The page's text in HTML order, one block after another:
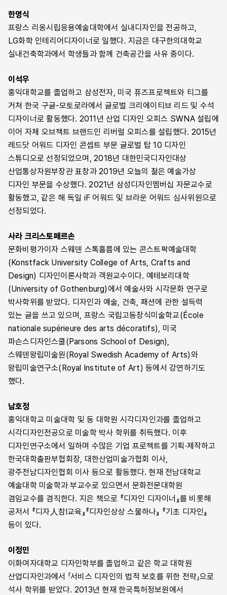
한명식
프랑스 리옹시립응용예술대학에서 실내디자인을 전공하고,
LG화학 인테리어디자이너로 일했다. 지금은 대구한의대학교
실내건축학과에서 학생들과 함께 건축공간을 사유 중이다.
이석우
홍익대학교를 졸업하고 삼성전자, 미국 퓨즈프로젝트와 티그를
거쳐 한국 구글-모토로라에서 글로벌 크리에이티브 리드 및 수석
디자이너로 활동했다. 2011년 산업 디자인 오피스 SWNA 설립에
이어 자체 오브젝트 브랜드인 리버럴 오피스를 설립했다. 2015년
레드닷 어워드 디자인 콘셉트 부문 글로벌 탑 10 디자인
스튜디오로 선정되었으며, 2018년 대한민국디자인대상
산업통상자원부장관 표창과 2019년 오늘의 젊은 예술가상
디자인 부문을 수상했다. 2021년 삼성디자인멤버십 자문교수로
활동했고, 같은 해 독일 iF 어워드 및 브라운 어워드 심사위원으로
선정되었다.
사라 크리스토페르손
문화비평가이자 스웨덴 스톡홀름에 있는 콘스트팍예술대학
(Konstfack University College of Arts, Crafts and
Design) 디자인이론사학과 객원교수이다. 예테보리대학
(University of Gothenburg)에서 예술사와 시각문화 연구로
박사학위를 받았다. 디자인과 예술, 건축, 패션에 관한 설득력
있는 글을 쓰고 있으며, 프랑스 국립고등장식미술학교(École
nationale supérieure des arts décoratifs), 미국
파슨스디자인스쿨(Parsons School of Design),
스웨덴왕립미술원(Royal Swedish Academy of Arts)와
왕립미술연구소(Royal Institute of Art) 등에서 강연하기도
했다.
남호정
홍익대학교 미술대학 및 동 대학원 시각디자인과를 졸업하고
시각디자인전공으로 미술학 박사 학위를 취득했다. 이후
디자인연구소에서 일하며 수많은 기업 프로젝트를 기획·제작하고
한국대학출판부협회장, 대한산업미술가협회 이사,
광주전남디자인협회 이사 등으로 활동했다. 현재 전남대학교
예술대학 미술학과 부교수로 있으면서 문화전문대학원
겸임교수를 겸직한다. 지은 책으로 『디자인 디자이너』를 비롯해
공저서 『디자人참!교육』『디자인상상 스물하나』 『기초 디자인』
등이 있다.
이정민
이화여자대학교 디자인학부를 졸업하고 같은 학교 대학원
산업디자인과에서 「서비스 디자인의 법적 보호를 위한 전략」으로
석사 학위를 받았다. 2013년 현재 한국특허정보원에서